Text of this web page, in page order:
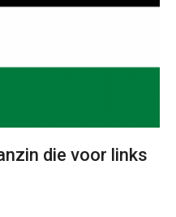
die voor links